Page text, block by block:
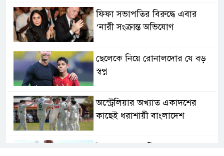
ফিফা সভাপতির বিরুদ্ধে এবার
‘নারী সংক্রান্ত অভিযোগ
ছেলেকে নিয়ে রোনালদোর যে বড়
স্বপ্ন
অস্ট্রেলিয়ার অখ্যাত একাদশের
কাছেই ধরাশায়ী বাংলাদেশ